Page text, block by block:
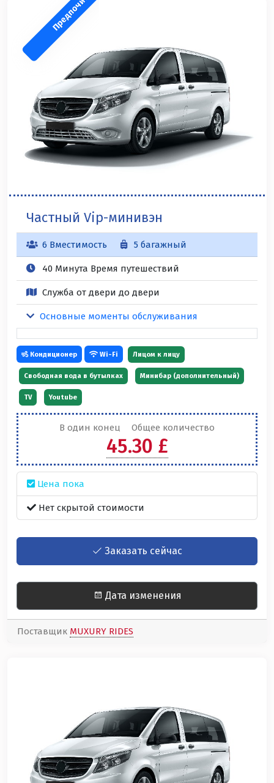
Частный Vip-минивэн
6 Вместимость 5 багажный
40 Минута Время путешествий
Служба от двери до двери
Основные моменты обслуживания
В один конец Общее количество
45.30 £
Цена пока
Нет скрытой стоимости
Заказать сейчас
Дата изменения
Кондиционер Wi-Fi Лицом к лицу
Свободная вода в бутылках Минибар (дополнительный)
TV Youtube
Поставщик MUXURY RIDES